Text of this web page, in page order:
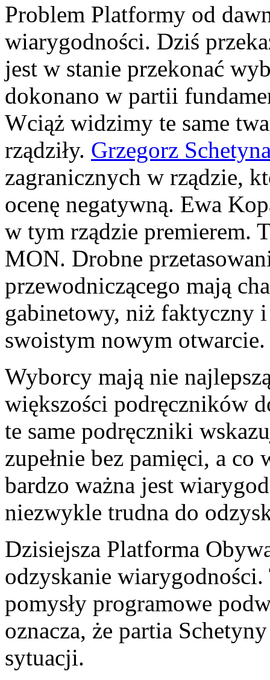
Problem Platformy od
wiarygodności. Dziś
jest w stanie przekonać
dokonano w partii
Wciąż widzimy te same
rządziły. Grzegorz
zagranicznych w rządzie,
ocenę negatywną. Ewa
w tym rządzie premierem.
MON. Drobne
przewodniczącego mają
gabinetowy, niż faktyczny
swoistym nowym otwarcie.
Wyborcy mają nie
większości podręczników
te same podręczniki
zupełnie bez pamięci, a
bardzo ważna jest
niezwykle trudna do
Dzisiejsza Platforma
odzyskanie
pomysły programowe
oznacza, że partia
sytuacji.